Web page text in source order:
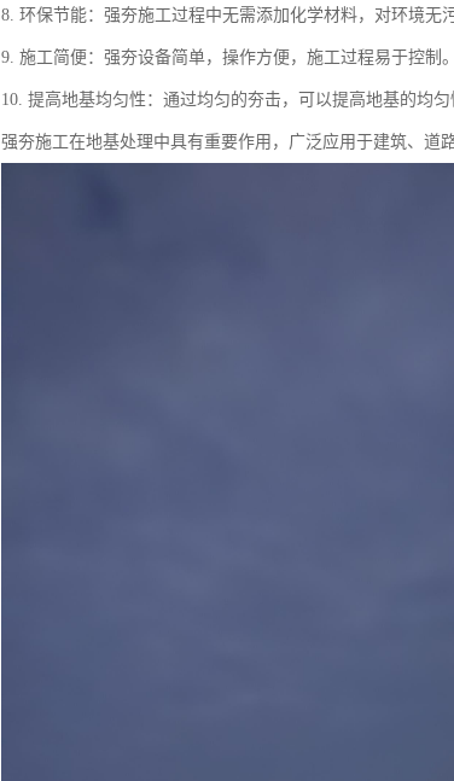
8. 环保节能：强夯施工过程中无需添加化学材料，对环境无
9. 施工简便：强夯设备简单，操作方便，施工过程易于控制。
10. 提高地基均匀性：通过均匀的夯击，可以提高地基的均匀
强夯施工在地基处理中具有重要作用，广泛应用于建筑、道